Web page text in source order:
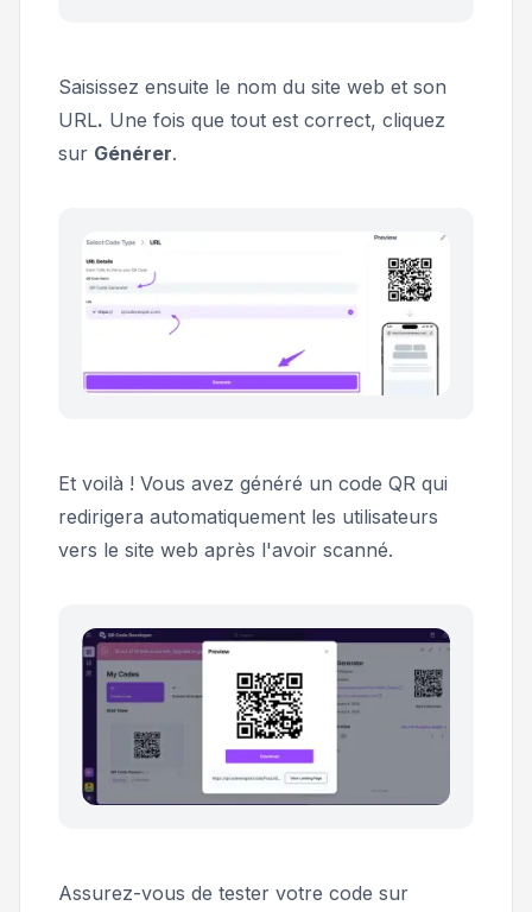
Saisissez ensuite le nom du site web et son
URL. Une fois que tout est correct, cliquez
sur Générer.
Et voilà ! Vous avez généré un code QR qui
redirigera automatiquement les utilisateurs
vers le site web après l'avoir scanné.
Assurez-vous de tester votre code sur